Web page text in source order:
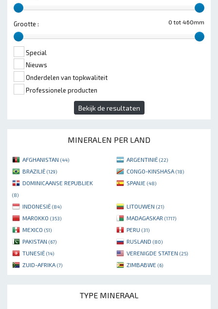
0 tot 460mm
Grootte :
Special
Nieuws
Onderdelen van topkwaliteit
Professionele producten
Bekijk de resultaten
MINERALEN PER LAND
AFGHANISTAN (44) ARGENTINIË (22)
BRAZILIË (129) CONGO-KINSHASA (18)
DOMINICAANSE REPUBLIEK
(8)
SPANJE (48)
INDONESIË (84) LITOUWEN (21)
MAROKKO (353) MADAGASKAR (1717)
MEXICO (51) PERU (31)
PAKISTAN (67) RUSLAND (80)
TUNESIË (14) VERENIGDE STATEN (25)
ZUID-AFRIKA (7) ZIMBABWE (6)
TYPE MINERAAL